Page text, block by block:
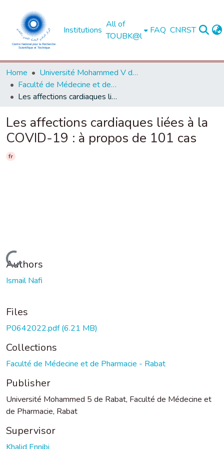
Institutions
All of
TOUBK@l
FAQ CNRST
Home
Université Mohammed V de Rabat
Faculté de Médecine et de Pharmacie - Rabat
Les affections cardiaques liées à la COVID-19 : à propos de 101 cas
Les affections cardiaques liées à la
COVID-19 : à propos de 101 cas
fr
Loading...
Authors
Ismail Nafi
Files
P0642022.pdf(6.21 MB)
Collections
Faculté de Médecine et de Pharmacie - Rabat
Publisher
Université Mohammed 5 de Rabat, Faculté de Médecine et
de Pharmacie, Rabat
Supervisor